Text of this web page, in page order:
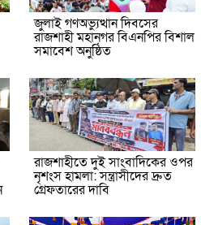
জুলাই গণঅভ্যুত্থান দিবসের
রাজশাহী মহানগর বিএনপির বিশাল
সমাবেশ অনুষ্ঠিত
রাজশাহীতে দুই সাংবাদিকের ওপর
নৃশংস হামলা: সন্ত্রাসীদের দ্রুত
গ্রেফতারের দাবি